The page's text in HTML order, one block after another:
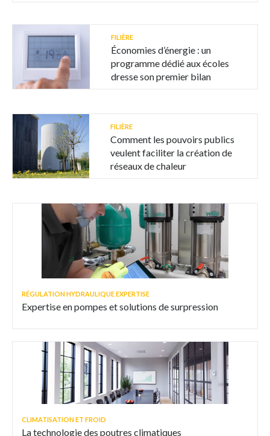
FILIÈRE
Économies d’énergie : un
programme dédié aux écoles
dresse son premier bilan
FILIÈRE
Comment les pouvoirs publics
veulent faciliter la création de
réseaux de chaleur
RÉGULATION HYDRAULIQUE EXPERTISE
Expertise en pompes et solutions de surpression
CLIMATISATION ET FROID
La technologie des poutres climatiques